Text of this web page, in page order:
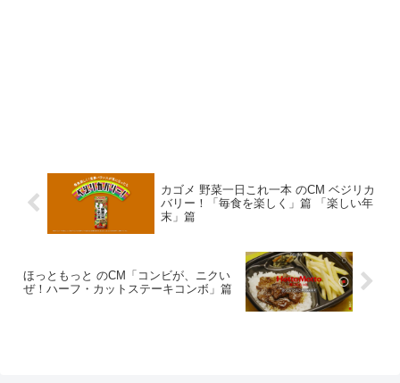
カゴメ 野菜一日これ一本 のCM ベジリカ
バリー！「毎食を楽しく」篇 「楽しい年
末」篇
ほっともっと のCM「コンビが、ニクい
ぜ！ハーフ・カットステーキコンボ」篇